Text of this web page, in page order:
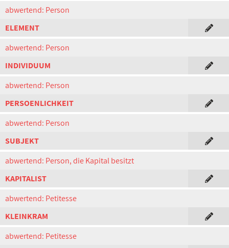
abwertend: Person
ELEMENT
abwertend: Person
INDIVIDUUM
abwertend: Person
PERSOENLICHKEIT
abwertend: Person
SUBJEKT
abwertend: Person, die Kapital besitzt
KAPITALIST
abwertend: Petitesse
KLEINKRAM
abwertend: Petitesse